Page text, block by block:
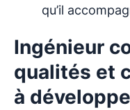
qu’il
Ingénieur
qualités et
à